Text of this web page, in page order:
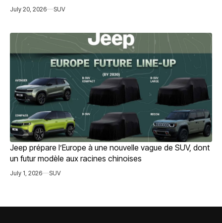
July 20, 2026 SUV
Jeep prépare l’Europe à une nouvelle vague de SUV, dont
un futur modèle aux racines chinoises
July 1, 2026 SUV